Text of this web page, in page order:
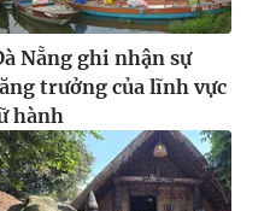
nếu không có sự chấp
Nẵng ghi nhận sự
trưởng của lĩnh vực
hành